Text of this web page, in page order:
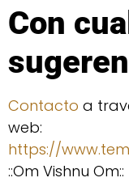
Con
Contacto a
web:
https://
::Om Vishnu Om::